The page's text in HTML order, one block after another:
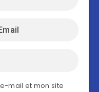
mail et mon site